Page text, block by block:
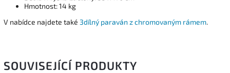
Hmotnost: 14 kg
V nabídce najdete také 3dílný paraván z chromovaným rámem.
SOUVISEJÍCÍ PRODUKTY